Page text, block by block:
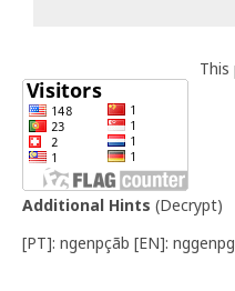
This
Additional Hints (Decrypt)
[PT]: ngenpçãb [EN]: